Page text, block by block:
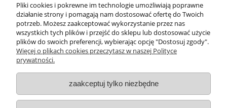
Pomoc
Pliki cookies i pokrewne im technologie umożliwiają poprawne
działanie strony i pomagają nam dostosować ofertę do Twoich
potrzeb. Możesz zaakceptować wykorzystanie przez nas
wszystkich tych plików i przejść do sklepu lub dostosować użycie
plików do swoich preferencji, wybierając opcję "Dostosuj zgody".
Więcej o plikach cookies przeczytasz w naszej Polityce
prywatności.
zaakceptuj tylko niezbędne